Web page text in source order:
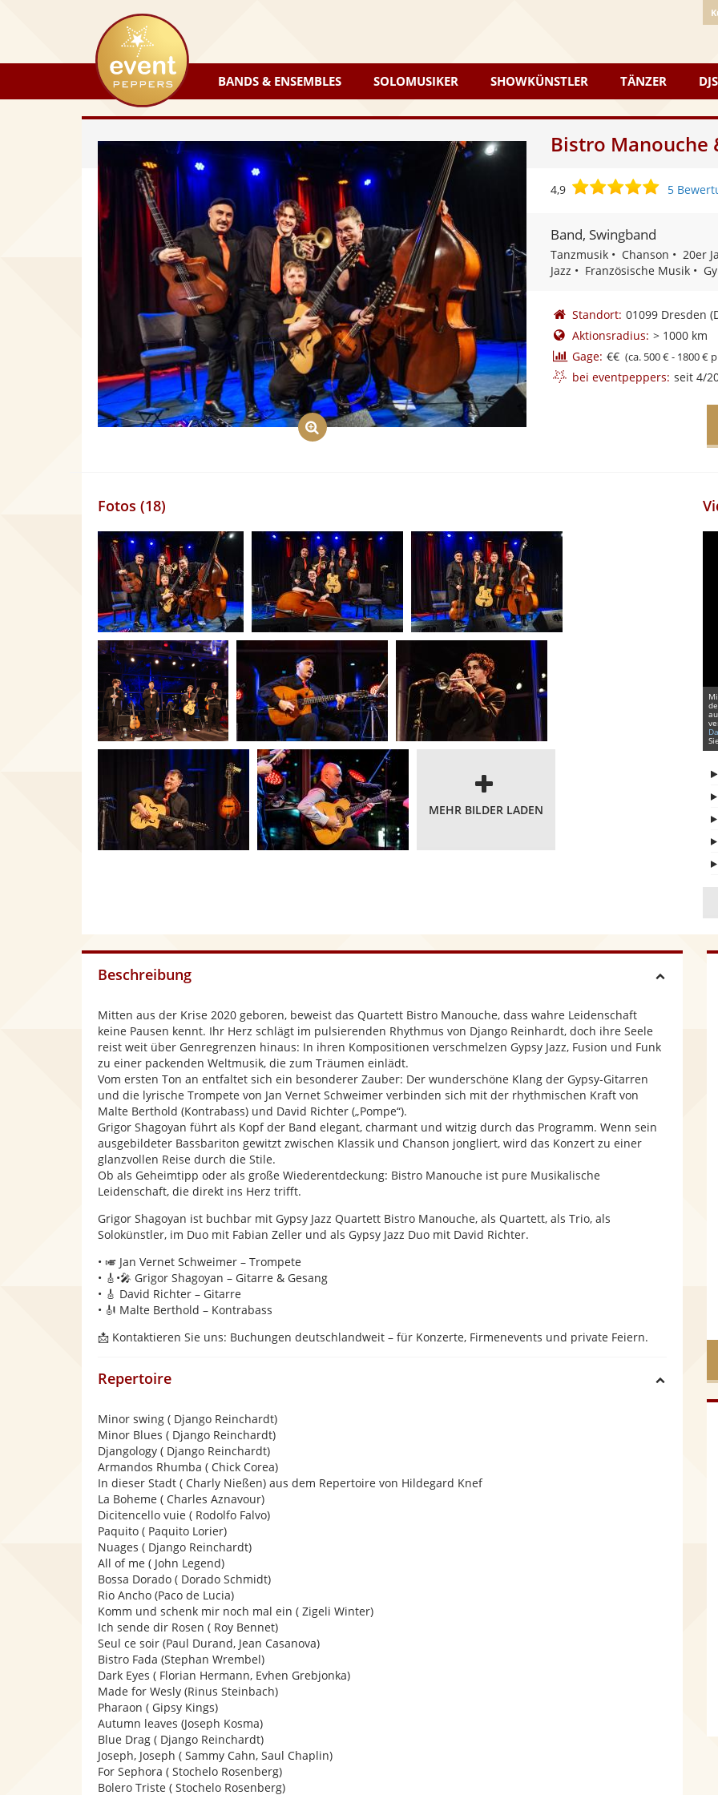
eventpeppers
BANDS & ENSEMBLES SOLOMUSIKER SHOWKÜNSTLER TÄNZER DJS
Bistro Manouche
4,9
4,95
Band, Swingband
Tanzmusik Chanson 20er
Jazz
Französische Musik
Standort: 01099 Dresden
Aktionsradius: > 1000 km
Gage: €€ (ca. 500 € - 1800 €
bei eventpeppers: seit 4/
Fotos (18)
MEHR BILDER LADEN
Beschreibung
Mitten aus der Krise 2020 geboren, beweist das Quartett Bistro Manouche, dass wahre Leidenschaft
keine Pausen kennt. Ihr Herz schlägt im pulsierenden Rhythmus von Django Reinhardt, doch ihre Seele
reist weit über Genregrenzen hinaus: In ihren Kompositionen verschmelzen Gypsy Jazz, Fusion und Funk
zu einer packenden Weltmusik, die zum Träumen einlädt.
Vom ersten Ton an entfaltet sich ein besonderer Zauber: Der wunderschöne Klang der Gypsy-Gitarren
und die lyrische Trompete von Jan Vernet Schweimer verbinden sich mit der rhythmischen Kraft von
Malte Berthold (Kontrabass) und David Richter („Pompe“).
Grigor Shagoyan führt als Kopf der Band elegant, charmant und witzig durch das Programm. Wenn sein
ausgebildeter Bassbariton gewitzt zwischen Klassik und Chanson jongliert, wird das Konzert zu einer
glanzvollen Reise durch die Stile.
Ob als Geheimtipp oder als große Wiederentdeckung: Bistro Manouche ist pure Musikalische
Leidenschaft, die direkt ins Herz trifft.
Grigor Shagoyan ist buchbar mit Gypsy Jazz Quartett Bistro Manouche, als Quartett, als Trio, als
Solokünstler, im Duo mit Fabian Zeller und als Gypsy Jazz Duo mit David Richter.
• 🎺 Jan Vernet Schweimer – Trompete
• 🎸•🎤 Grigor Shagoyan – Gitarre & Gesang
• 🎸 David Richter – Gitarre
• 🎻 Malte Berthold – Kontrabass
📩 Kontaktieren Sie uns: Buchungen deutschlandweit – für Konzerte, Firmenevents und private Feiern.
Repertoire
Minor swing ( Django Reinchardt)
Minor Blues ( Django Reinchardt)
Djangology ( Django Reinchardt)
Armandos Rhumba ( Chick Corea)
In dieser Stadt ( Charly Nießen) aus dem Repertoire von Hildegard Knef
La Boheme ( Charles Aznavour)
Dicitencello vuie ( Rodolfo Falvo)
Paquito ( Paquito Lorier)
Nuages ( Django Reinchardt)
All of me ( John Legend)
Bossa Dorado ( Dorado Schmidt)
Rio Ancho (Paco de Lucia)
Komm und schenk mir noch mal ein ( Zigeli Winter)
Ich sende dir Rosen ( Roy Bennet)
Seul ce soir (Paul Durand, Jean Casanova)
Bistro Fada (Stephan Wrembel)
Dark Eyes ( Florian Hermann, Evhen Grebjonka)
Made for Wesly (Rinus Steinbach)
Pharaon ( Gipsy Kings)
Autumn leaves (Joseph Kosma)
Blue Drag ( Django Reinchardt)
Joseph, Joseph ( Sammy Cahn, Saul Chaplin)
For Sephora ( Stochelo Rosenberg)
Bolero Triste ( Stochelo Rosenberg)